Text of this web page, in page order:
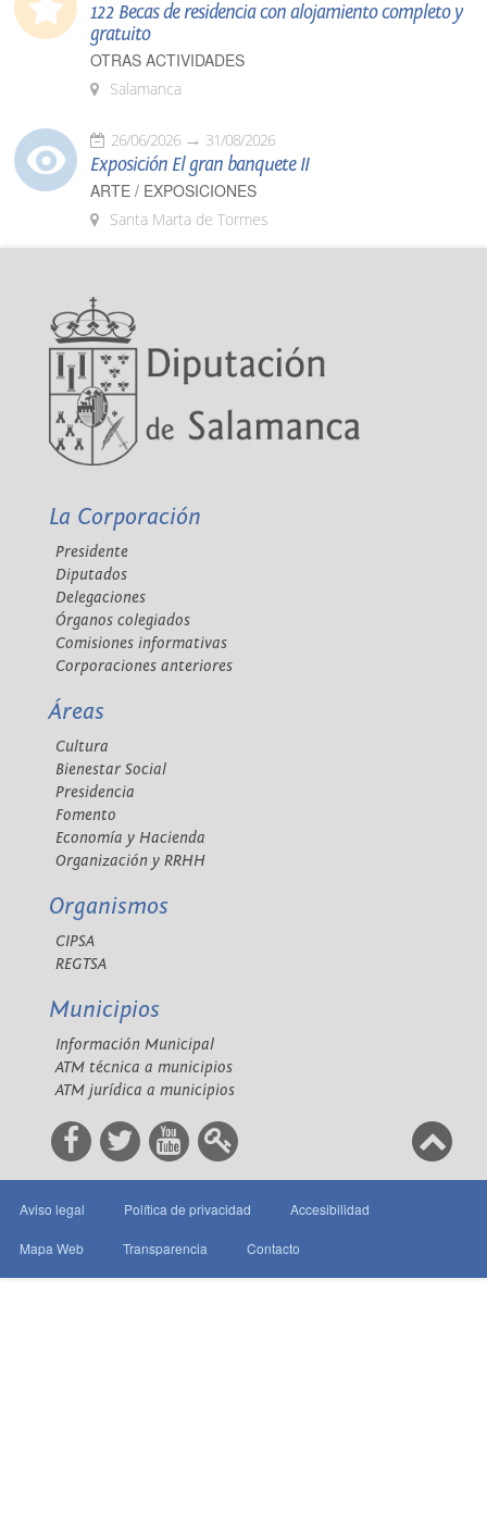
122 Becas de residencia con alojamiento completo y
gratuito
OTRAS ACTIVIDADES
Salamanca
26/06/2026 31/08/2026
Exposición El gran banquete II
ARTE / EXPOSICIONES
Santa Marta de Tormes
La Corporación
Presidente
Diputados
Delegaciones
Órganos colegiados
Comisiones informativas
Corporaciones anteriores
Áreas
Cultura
Bienestar Social
Presidencia
Fomento
Economía y Hacienda
Organización y RRHH
Organismos
CIPSA
REGTSA
Municipios
Información Municipal
ATM técnica a municipios
ATM jurídica a municipios
Aviso legal Política de privacidad Accesibilidad
Mapa Web Transparencia Contacto